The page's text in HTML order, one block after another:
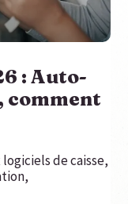
: Auto-
de caisse,